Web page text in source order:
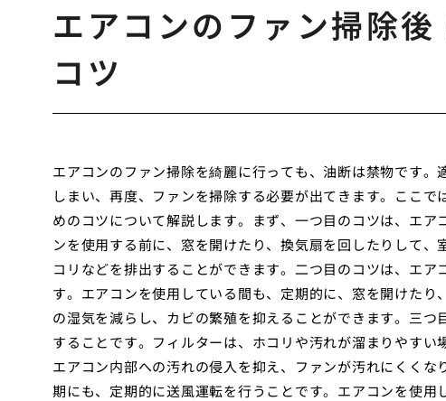
エアコンのファン掃除
コツ
エアコンのファン掃除を綺麗に行っても、油断は禁物です
しまい、再度、ファンを掃除する必要が出てきます。ここ
めのコツについて解説します。まず、一つ目のコツは、エ
ンを使用する前に、窓を開けたり、換気扇を回したりして
コリなどを排出することができます。二つ目のコツは、エ
す。エアコンを使用している間も、定期的に、窓を開けた
の湿気を減らし、カビの繁殖を抑えることができます。三
することです。フィルターは、ホコリや汚れが溜まりやすい
エアコン内部への汚れの侵入を抑え、ファンが汚れにくく
期にも、定期的に送風運転を行うことです。エアコンを使